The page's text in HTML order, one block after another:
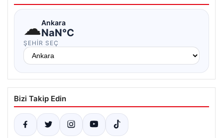
☁Ankara
NaN°C
ŞEHIR SEÇ
Bizi Takip Edin